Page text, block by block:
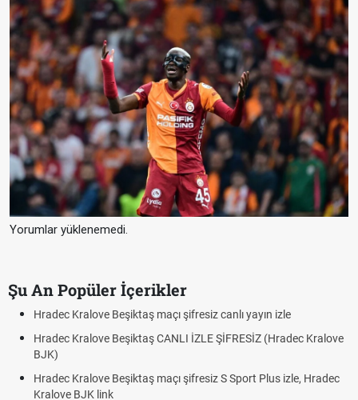
Yorumlar yüklenemedi.
Şu An Popüler İçerikler
maçı şifresiz canlı yayın izle
CANLI İZLE ŞİFRESİZ (Hradec Kralove
maçı şifresiz S Sport Plus izle, Hradec
Hradec Kralove -
Hradec Kralove
Trivela Nedir? Trivela